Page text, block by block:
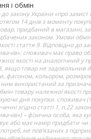
і обмін
до закону України «про
14 днів з моменту
придбаний в магазині,
законом. Умови
стаття 9. Відповідно до
споживач має право
якості на аналогічний у
якщо товар не задовольнив
фасоном, кольором,
використаний за
товару належної якості
дня покупки. споживач
згідно статті 1. п.22
– фізична особа, яка
або має намір придбати
не пов’язаних з